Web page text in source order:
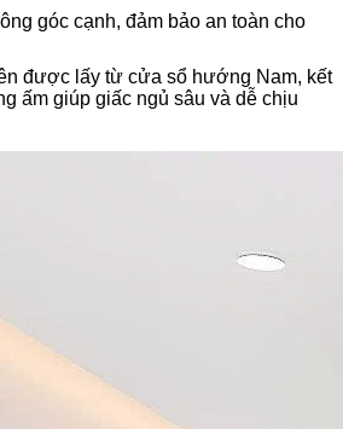
góc cạnh, đảm bảo an toàn cho
được lấy từ cửa sổ hướng Nam, kết
ấm giúp giấc ngủ sâu và dễ chịu